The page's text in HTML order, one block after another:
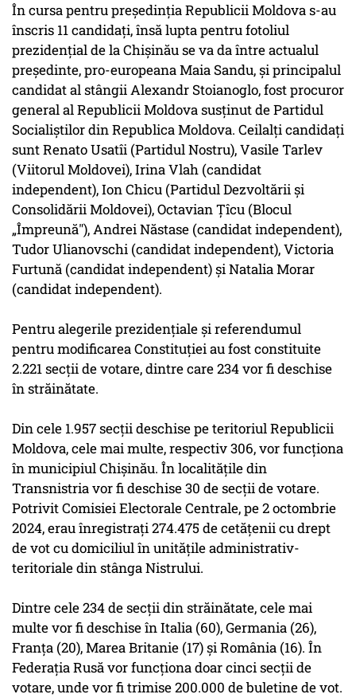
În cursa pentru preşedinţia Republicii Moldova s-au
înscris 11 candidaţi, însă lupta pentru fotoliul
prezidenţial de la Chişinău se va da între actualul
preşedinte, pro-europeana Maia Sandu, şi principalul
candidat al stângii Alexandr Stoianoglo, fost procuror
general al Republicii Moldova susţinut de Partidul
Socialiştilor din Republica Moldova. Ceilalţi candidaţi
sunt Renato Usatîi (Partidul Nostru), Vasile Tarlev
(Viitorul Moldovei), Irina Vlah (candidat
independent), Ion Chicu (Partidul Dezvoltării şi
Consolidării Moldovei), Octavian Ţîcu (Blocul
„Împreună"), Andrei Năstase (candidat independent),
Tudor Ulianovschi (candidat independent), Victoria
Furtună (candidat independent) şi Natalia Morar
(candidat independent).
Pentru alegerile prezidenţiale şi referendumul
pentru modificarea Constituţiei au fost constituite
2.221 secţii de votare, dintre care 234 vor fi deschise
în străinătate.
Din cele 1.957 secţii deschise pe teritoriul Republicii
Moldova, cele mai multe, respectiv 306, vor funcţiona
în municipiul Chişinău. În localităţile din
Transnistria vor fi deschise 30 de secţii de votare.
Potrivit Comisiei Electorale Centrale, pe 2 octombrie
2024, erau înregistraţi 274.475 de cetăţenii cu drept
de vot cu domiciliul în unităţile administrativ-
teritoriale din stânga Nistrului.
Dintre cele 234 de secţii din străinătate, cele mai
multe vor fi deschise în Italia (60), Germania (26),
Franţa (20), Marea Britanie (17) şi România (16). În
Federaţia Rusă vor funcţiona doar cinci secţii de
votare, unde vor fi trimise 200.000 de buletine de vot.